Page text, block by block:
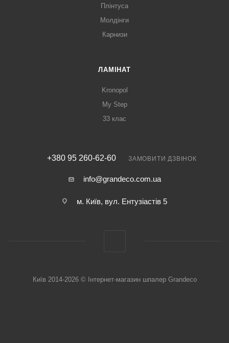
Плінтуса
Молдінги
Карнизи
ЛАМІНАТ
Kronopol
My Step
33 клас
+380 95 260-62-60 ЗАМОВИТИ ДЗВІНОК
info@grandeco.com.ua
м. Київ, вул. Ентузіастів 5
Київ 2014-2026 © Інтернет-магазин шпалер Grandeco